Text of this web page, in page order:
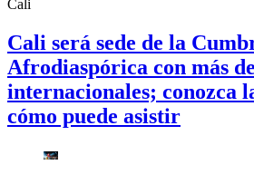
Cali
Cali será sede de la
Afrodiaspórica con más
internacionales; conozca
cómo puede asistir